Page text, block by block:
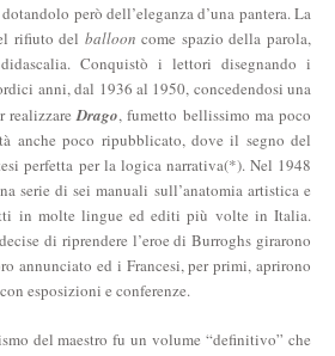
però dell’eleganza d’una pantera. La
rifiuto del balloon come spazio della parola,
Conquistò i lettori disegnando i
anni, dal 1936 al 1950, concedendosi una
realizzareDrago, fumetto bellissimo ma poco
anche poco ripubblicato, dove il segno del
perfetta per la logica narrativa(*). Nel 1948
serie di sei manuali sull’anatomia artistica e
in molte lingue ed editi più volte in Italia.
di riprendere l’eroe di Burroghs girarono
annunciato ed i Francesi, per primi, aprirono
esposizioni e conferenze.
del maestro fu un volume “definitivo” che